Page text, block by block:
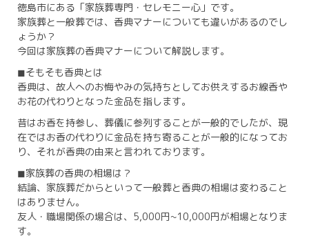
徳島市にある「家族葬専門・セレモニー心」です。
家族葬と一般葬では、香典マナーについても違いがあるのでし
ょうか？
今回は家族葬の香典マナーについて解説します。
◼︎そもそも香典とは
香典は、故人へのお悔やみの気持ちとしてお供えするお線香や
お花の代わりとなった金品を指します。
昔はお香を持参し、葬儀に参列することが一般的でしたが、現
在ではお香の代わりに金品を持ち寄ることが一般的になってお
り、それが香典の由来と言われております。
◼︎家族葬の香典の相場は？
結論、家族葬だからといって一般葬と香典の相場は変わること
はありません。
友人・職場関係の場合は、5,000円~10,000円が相場となりま
す。